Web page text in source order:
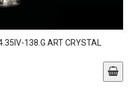
138.G ART CRYSTAL